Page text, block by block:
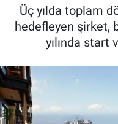
Üç yılda toplam
hedefleyen şirket,
yılında start